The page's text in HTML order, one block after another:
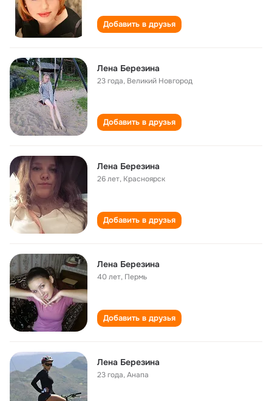
Добавить в друзья
Лена Березина
23 года, Великий Новгород
Добавить в друзья
Лена Березина
26 лет, Красноярск
Добавить в друзья
Лена Березина
40 лет, Пермь
Добавить в друзья
Лена Березина
23 года,Анапа